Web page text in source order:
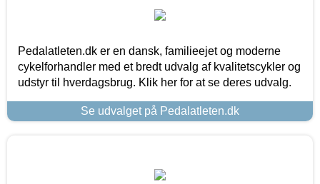
Pedalatleten.dk er en dansk, familieejet og moderne
cykelforhandler med et bredt udvalg af kvalitetscykler og
udstyr til hverdagsbrug. Klik her for at se deres udvalg.
Se udvalget på Pedalatleten.dk